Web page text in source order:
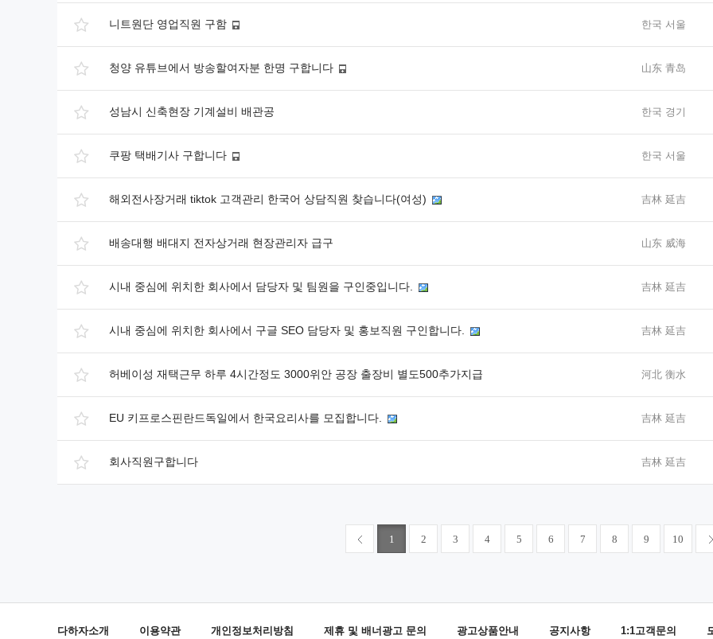
니트원단 영업직원 구함 한국 서울
청양 유튜브에서 방송할여자분 한명 구합니다 山东 青岛
성남시 신축현장 기계설비 배관공 한국 경기
쿠팡 택배기사 구합니다 한국 서울
해외전사장거래 tiktok 고객관리 한국어 상담직원 찾습니다(여성) 吉林 延吉
배송대행 배대지 전자상거래 현장관리자 급구 山东 威海
시내 중심에 위치한 회사에서 담당자 및 팀원을 구인중입니다. 吉林 延吉
시내 중심에 위치한 회사에서 구글 SEO 담당자 및 홍보직원 구인합니다. 吉林 延吉
허베이성 재택근무 하루 4시간정도 3000위안 공장 출장비 별도500추가지급 河北 衡水
EU 키프로스핀란드독일에서 한국요리사를 모집합니다. 吉林 延吉
회사직원구합니다 吉林 延吉
1 2 3 4 5 6 7 8 9 10
다하자소개 이용약관 개인정보처리방침 제휴 및 배너광고 문의 광고상품안내 공지사항 1:1고객문의